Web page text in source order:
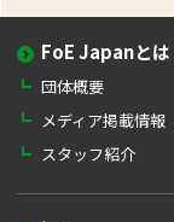
FoE Japanとは
団体概要
メディア掲載情報
スタッフ紹介